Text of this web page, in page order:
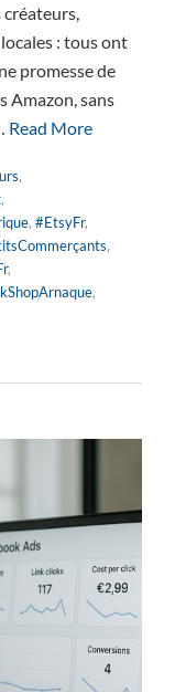
: tous ont
promesse de
Amazon, sans
Read More
,
,
, #EtsyFr,
,
,
,